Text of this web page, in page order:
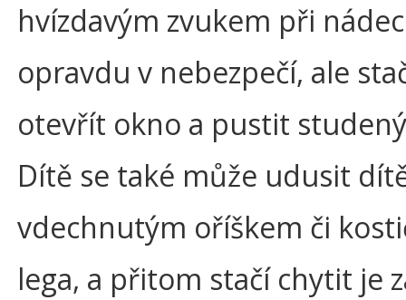
hvízdavým zvukem při
opravdu v nebezpečí, ale
otevřít okno a pustit
Dítě se také může udusit
vdechnutým oříškem či
lega, a přitom stačí chytit je